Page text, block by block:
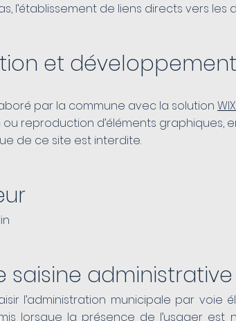
l’établissement de liens directs vers
et développement
par la commune avec la solution WIX
ou reproduction d’éléments
de ce site est interdite.
saisine
l’administration municipale par
lorsque la présence de l’usager